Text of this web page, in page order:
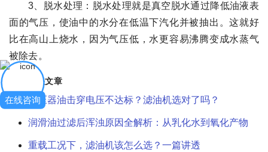
3、脱水处理：脱水处理就是真空脱水通过降低油液表
面的气压，使油中的水分在低温下汽化并被抽出。这就好
比在高山上烧水，因为气压低，水更容易沸腾变成水蒸气
被除去。
相关文章
变压器油击穿电压不达标？滤油机选对了吗？
润滑油过滤后浑浊原因全解析：从乳化水到氧化产物
重载工况下，滤油机该怎么选？一篇讲透
在线咨询